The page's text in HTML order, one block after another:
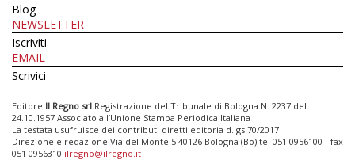
Blog
NEWSLETTER
Iscriviti
EMAIL
Scrivici
Editore Il Regno srl Registrazione del Tribunale di Bologna N. 2237 del
24.10.1957 Associato all’Unione Stampa Periodica Italiana
La testata usufruisce dei contributi diretti editoria d.lgs 70/2017
Direzione e redazione Via del Monte 5 40126 Bologna (Bo) tel 051 0956100 - fax
051 0956310 ilregno@ilregno.it